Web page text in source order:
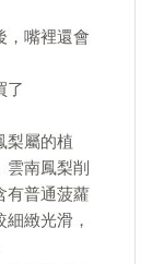
，嘴裡還會
了
梨屬的植
雲南鳳梨削
有普通菠蘿
緻光滑，